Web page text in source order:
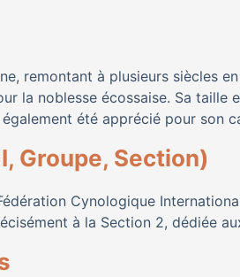
remontant à plusieurs siècles
la noblesse écossaise. Sa taille
été apprécié pour son
Groupe, Section)
Cynologique
à la Section 2, dédiée